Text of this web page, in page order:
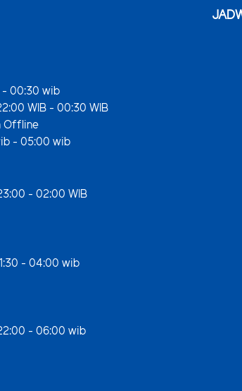
- 00:30 wib
WIB - 00:30 WIB
Offline
- 05:00 wib
- 02:00 WIB
- 04:00 wib
- 06:00 wib